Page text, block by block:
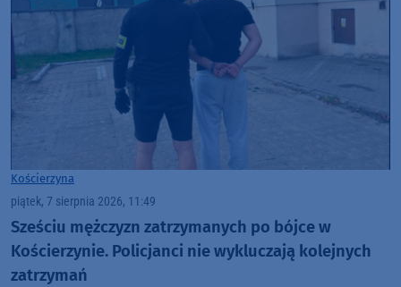
Kościerzyna
piątek, 7 sierpnia 2026, 11:49
Sześciu mężczyzn zatrzymanych po bójce w
Kościerzynie. Policjanci nie wykluczają kolejnych
zatrzymań